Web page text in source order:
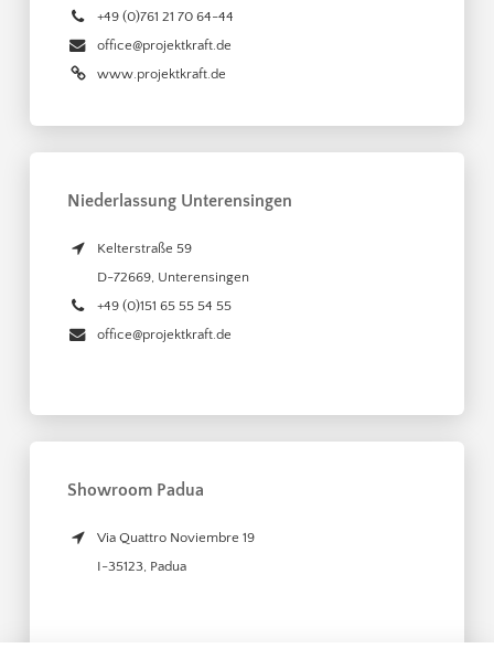
+49 (0)761 21 70 64-44
office@projektkraft.de
www.projektkraft.de
Niederlassung Unterensingen
Kelterstraße 59
D-72669, Unterensingen
+49 (0)151 65 55 54 55
office@projektkraft.de
Showroom Padua
Via Quattro Noviembre 19
I-35123, Padua